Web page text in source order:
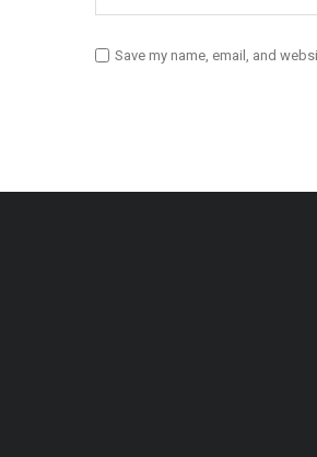
Save my name, email, and